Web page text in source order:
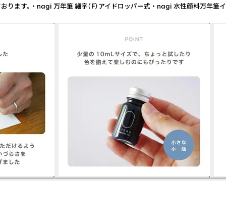
ります。 ・ nagi 万年筆 細字（F）アイドロッパー式 ・ nagi 水